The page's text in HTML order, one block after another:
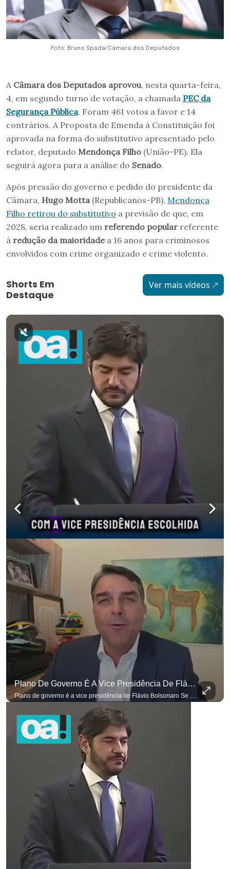
Foto: Bruno Spada/Câmara dos Deputados
A Câmara dos Deputados aprovou, nesta quarta-feira,
4, em segundo turno de votação, a chamada PEC da
Segurança Pública. Foram 461 votos a favor e 14
contrários. A Proposta de Emenda à Constituição foi
aprovada na forma do substitutivo apresentado pelo
relator, deputado Mendonça Filho (União-PE). Ela
seguirá agora para a análise do Senado.
Após pressão do governo e pedido do presidente da
Câmara, Hugo Motta (Republicanos-PB), Mendonça
Filho retirou do substitutivo a previsão de que, em
2028, seria realizado um referendo popular referente
à redução da maioridadea 16 anos para criminosos
envolvidos com crime organizado e crime violento.
Shorts Em
Destaque
Ver mais vídeos
Plano De Governo É A Vice Presidência De Flávio Bolsonaro
Plano de governo é a vice presidência de Flávio Bolsonaro Se você busca informação com credibilidade, inscreva-se agora e ative o